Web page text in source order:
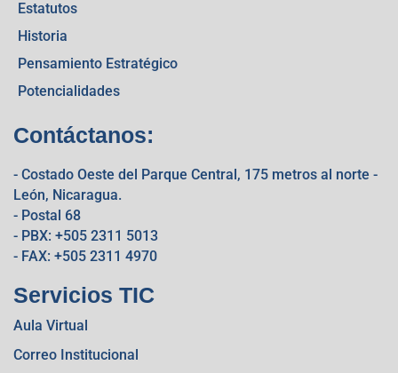
Estatutos
Historia
Pensamiento Estratégico
Potencialidades
Contáctanos:
- Costado Oeste del Parque Central, 175 metros al norte -
León, Nicaragua.
- Postal 68
- PBX: +505 2311 5013
- FAX: +505 2311 4970
Servicios TIC
Aula Virtual
Correo Institucional